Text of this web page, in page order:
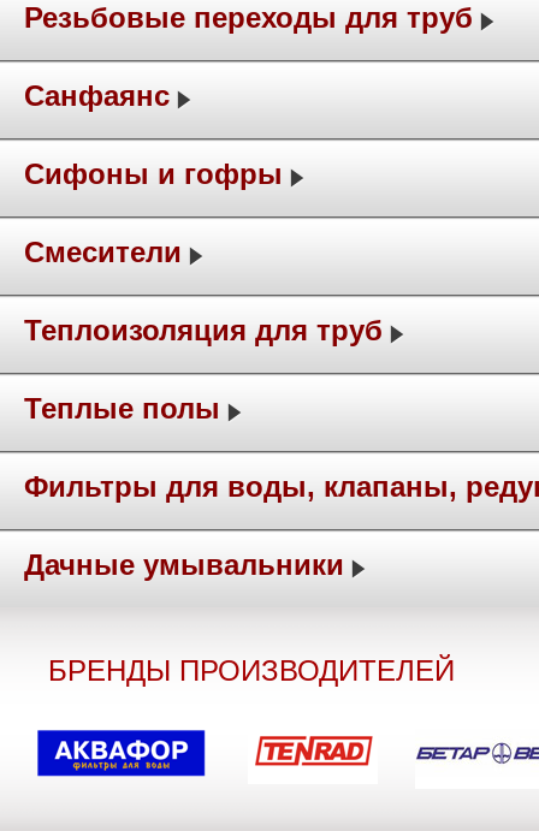
Резьбовые переходы для труб
Санфаянс
Сифоны и гофры
Смесители
Теплоизоляция для труб
Теплые полы
Фильтры для воды, клапаны,
Дачные умывальники
БРЕНДЫ ПРОИЗВОДИТЕЛЕЙ